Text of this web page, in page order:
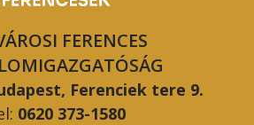
FERENCES
Ferenciek tere 9.
0620 373-1580